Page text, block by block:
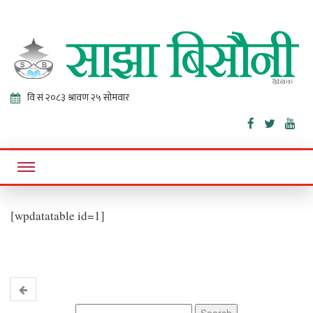
Sajha
Bisaunee
Online News Portal
[wpdatatable id=1]